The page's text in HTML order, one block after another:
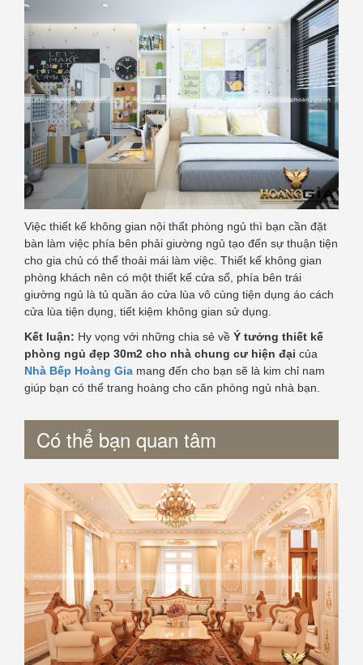
Việc thiết kế không gian nội thất phòng ngủ thì bạn cần đặt
bàn làm việc phía bên phải giường ngủ tạo đến sự thuận tiện
cho gia chủ có thể thoải mái làm việc. Thiết kế không gian
phòng khách nên có một thiết kế cửa sổ, phía bên trái
giường ngủ là tủ quần áo cửa lùa vô cùng tiện dụng áo cách
cửa lùa tiện dụng, tiết kiệm không gian sử dụng.
Kết luận: Hy vọng với những chia sẻ về Ý tưởng thiết kế
phòng ngủ đẹp 30m2 cho nhà chung cư hiện đại của
Nhà Bếp Hoàng Gia mang đến cho bạn sẽ là kim chỉ nam
giúp bạn có thể trang hoàng cho căn phòng ngủ nhà bạn.
Có thể bạn quan tâm